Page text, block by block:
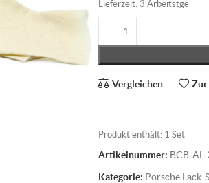
Lieferzeit: 3 Arbeitstge
Vergleichen Zur
Produkt enthält: 1 Set
Artikelnummer: BCB-
Kategorie: Porsche Lack-